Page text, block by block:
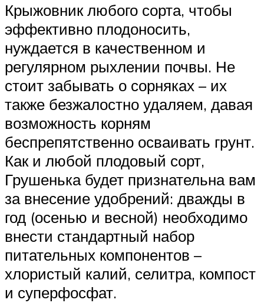
Крыжовник любого сорта, чтобы
эффективно плодоносить,
нуждается в качественном и
регулярном рыхлении почвы. Не
стоит забывать о сорняках – их
также безжалостно удаляем, давая
возможность корням
беспрепятственно осваивать грунт.
Как и любой плодовый сорт,
Грушенька будет признательна вам
за внесение удобрений: дважды в
год (осенью и весной) необходимо
внести стандартный набор
питательных компонентов –
хлористый калий, селитра, компост
и суперфосфат.